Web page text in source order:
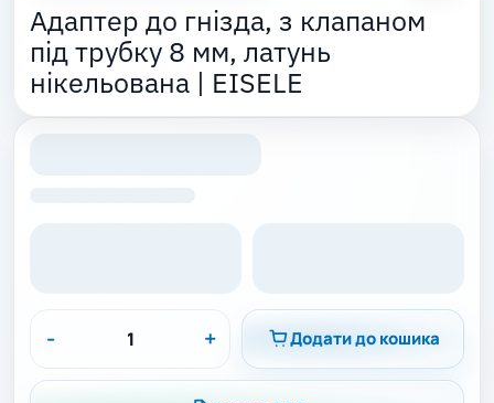
Адаптер до гнізда, з клапаном
під трубку 8 мм, латунь
нікельована | EISELE
- + Додати до кошика